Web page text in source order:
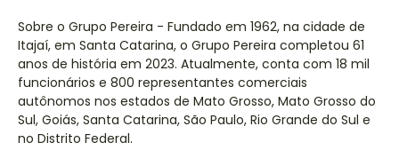
Sobre o Grupo Pereira - Fundado em 1962, na cidade de
Itajaí, em Santa Catarina, o Grupo Pereira completou 61
anos de história em 2023. Atualmente, conta com 18 mil
funcionários e 800 representantes comerciais
autônomos nos estados de Mato Grosso, Mato Grosso do
Sul, Goiás, Santa Catarina, São Paulo, Rio Grande do Sul e
no Distrito Federal.